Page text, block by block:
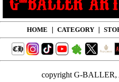
HOME | CATEGORY |
copyright G-BALLER,